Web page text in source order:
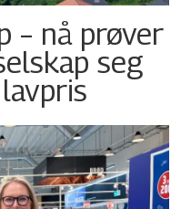
– nå prøver
seg